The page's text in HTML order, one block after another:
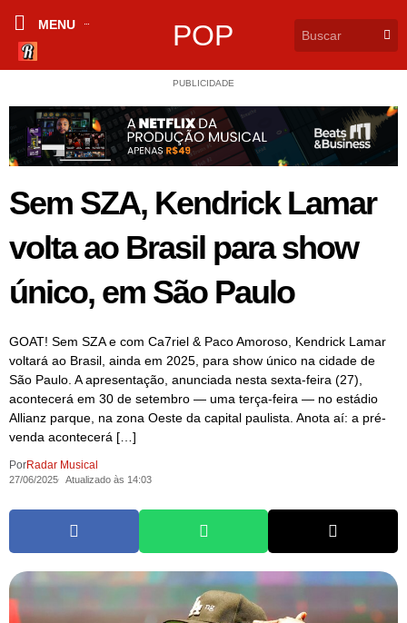
MENU POP
PUBLICIDADE
Sem SZA, Kendrick Lamar
volta ao Brasil para show
único, em São Paulo
GOAT! Sem SZA e com Ca7riel & Paco Amoroso, Kendrick Lamar
voltará ao Brasil, ainda em 2025, para show único na cidade de
São Paulo. A apresentação, anunciada nesta sexta-feira (27),
acontecerá em 30 de setembro — uma terça-feira — no estádio
Allianz parque, na zona Oeste da capital paulista. Anota aí: a pré-
venda acontecerá […]
PorRadar Musical
27/06/2025 Atualizado às 14:03